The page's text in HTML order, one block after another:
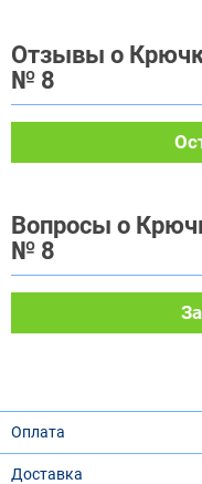
Отзывы о
№ 8
Вопросы о
№ 8
Оплата
Доставка